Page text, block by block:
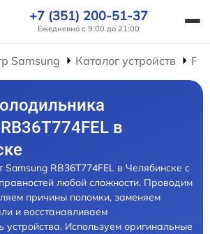
+7 (351) 200-51-37
Ежедневно с 9:00 до 21:00
Samsung Каталог устройств
в
RB36T774FEL в Челябинске с
любой сложности. Проводим
причины поломки, заменяем
и восстанавливаем
устройства. Используем оригинальные